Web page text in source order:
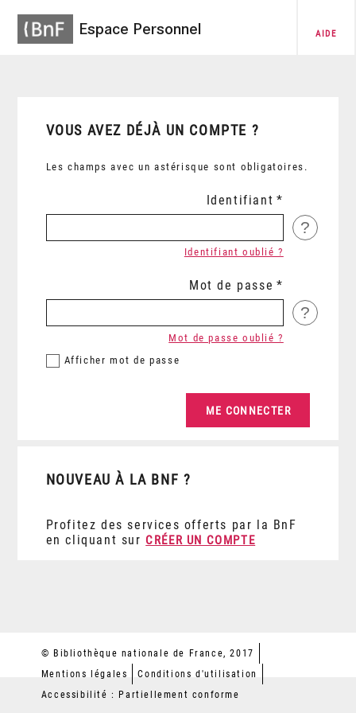
Espace Personnel AIDE
VOUS AVEZ DÉJÀ UN COMPTE ?
Les champs avec un astérisque sont obligatoires.
Identifiant
?
Identifiant oublié ?
Mot de passe
?
Afficher mot de passe
Mot de passe oublié ?
NOUVEAU À LA BNF ?
Profitez des services offerts par la BnF
en cliquant sur CRÉER UN COMPTE
© Bibliothèque nationale de France, 2017
Mentions légales
Conditions d'utilisation
Accessibilité : Partiellement conforme